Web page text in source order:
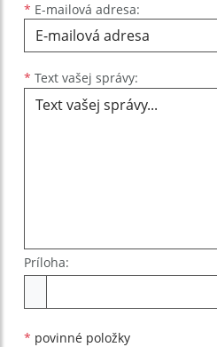
* E-mailová adresa:
* Text vašej správy:
Príloha:
* povinné položky